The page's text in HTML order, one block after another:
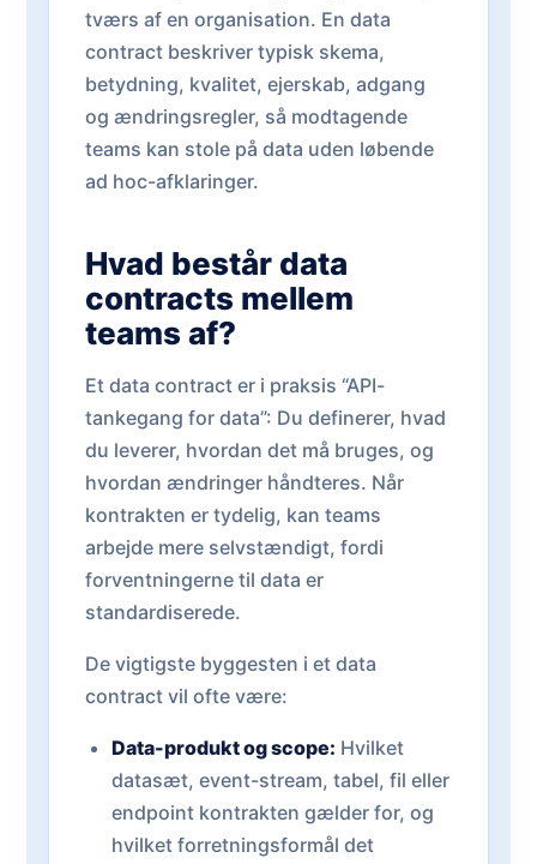
tværs af en organisation. En data
contract beskriver typisk skema,
betydning, kvalitet, ejerskab, adgang
og ændringsregler, så modtagende
teams kan stole på data uden løbende
ad hoc-afklaringer.
Hvad består data
contracts mellem
teams af?
Et data contract er i praksis “API-
tankegang for data”: Du definerer, hvad
du leverer, hvordan det må bruges, og
hvordan ændringer håndteres. Når
kontrakten er tydelig, kan teams
arbejde mere selvstændigt, fordi
forventningerne til data er
standardiserede.
De vigtigste byggesten i et data
contract vil ofte være:
Data-produkt og scope: Hvilket
datasæt, event-stream, tabel, fil eller
endpoint kontrakten gælder for, og
hvilket forretningsformål det